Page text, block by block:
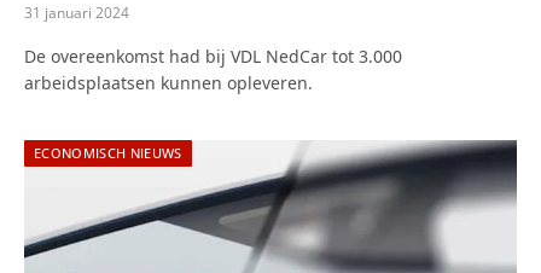
31 januari 2024
De overeenkomst had bij VDL NedCar tot 3.000
arbeidsplaatsen kunnen opleveren.
ECONOMISCH NIEUWS